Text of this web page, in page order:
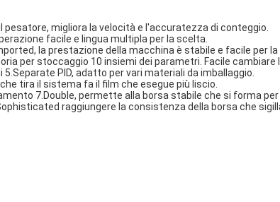
pesatore, migliora la velocità e l'accuratezza di conteggio.
facile e lingua multipla per la scelta.
la prestazione della macchina è stabile e facile per la
per stoccaggio 10 insiemi dei parametri. Facile
PID, adatto per vari materiali da imballaggio.
tira il sistema fa il film che esegue più liscio.
7.Double, permette alla borsa stabile che si forma
raggiungere la consistenza della borsa che